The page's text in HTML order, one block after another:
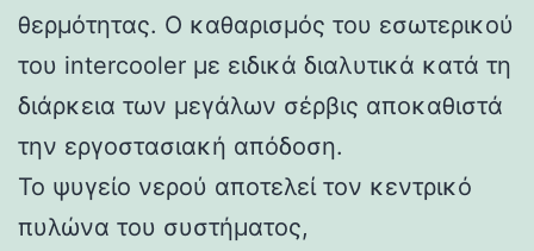
θερμότητας. Ο καθαρισμός του εσωτερικού
του intercooler με ειδικά διαλυτικά κατά τη
διάρκεια των μεγάλων σέρβις αποκαθιστά
την εργοστασιακή απόδοση.
Το ψυγείο νερού αποτελεί τον κεντρικό
πυλώνα του συστήματος,